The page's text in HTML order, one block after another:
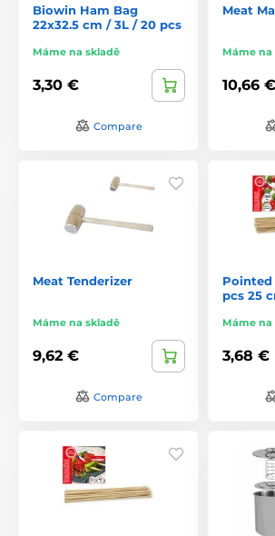
Biowin Ham Bag
22x32.5 cm / 3L / 20 pcs
Máme na skladě
3,30 €
Compare
Meat
Máme na
10,66 €
Meat Tenderizer
Máme na skladě
9,62 €
Compare
Pointed
pcs 25
Máme na
3,68 €